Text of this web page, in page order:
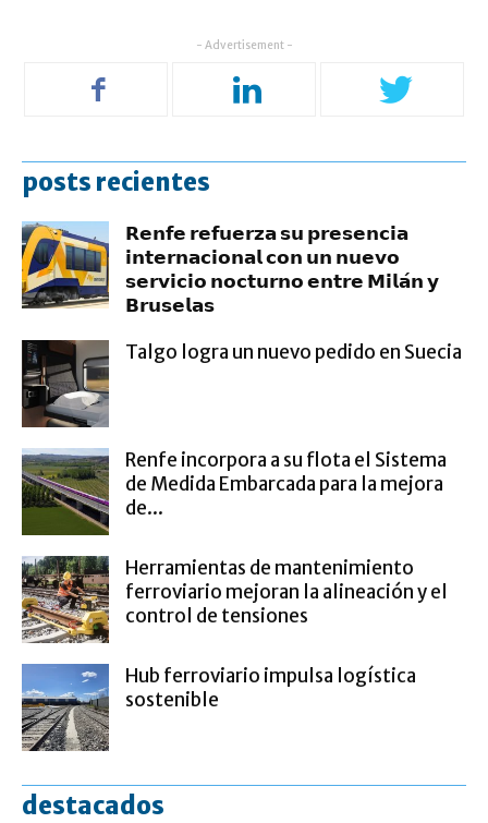
- Advertisement -
posts recientes
𝗥𝗲𝗻𝗳𝗲 𝗿𝗲𝗳𝘂𝗲𝗿𝘇𝗮 𝘀𝘂 𝗽𝗿𝗲𝘀𝗲𝗻𝗰𝗶𝗮
𝗶𝗻𝘁𝗲𝗿𝗻𝗮𝗰𝗶𝗼𝗻𝗮𝗹 𝗰𝗼𝗻 𝘂𝗻 𝗻𝘂𝗲𝘃𝗼
𝘀𝗲𝗿𝘃𝗶𝗰𝗶𝗼 𝗻𝗼𝗰𝘁𝘂𝗿𝗻𝗼 𝗲𝗻𝘁𝗿𝗲 𝗠𝗶𝗹𝗮́𝗻 𝘆
𝗕𝗿𝘂𝘀𝗲𝗹𝗮𝘀
Talgo logra un nuevo pedido en Suecia
Renfe incorpora a su flota el Sistema
de Medida Embarcada para la mejora
de...
Herramientas de mantenimiento
ferroviario mejoran la alineación y el
control de tensiones
Hub ferroviario impulsa logística
sostenible
destacados